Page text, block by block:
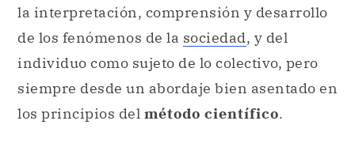
la interpretación, comprensión y desarrollo
de los fenómenos de la sociedad, y del
individuo como sujeto de lo colectivo, pero
siempre desde un abordaje bien asentado en
los principios del método científico.